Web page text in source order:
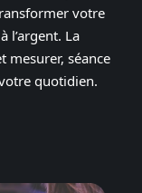
votre
l’argent. La
mesurer, séance
quotidien.